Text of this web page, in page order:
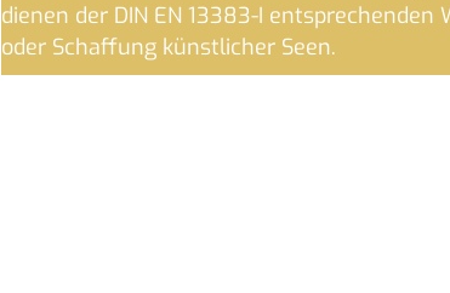
dienen der DIN EN 13383-I
oder Schaffung künstlicher Seen.